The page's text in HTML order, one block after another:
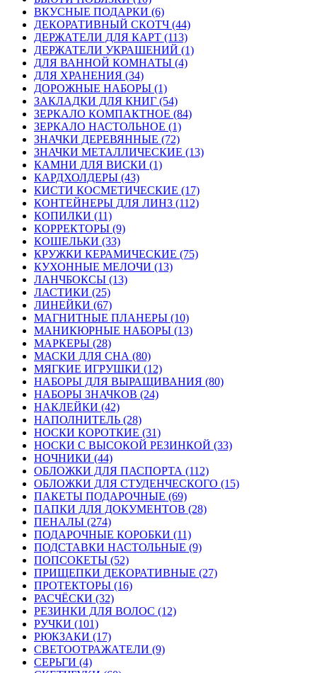
ВКУСНЫЕ ПОДАРКИ (6)
ДЕКОРАТИВНЫЙ СКОТЧ (44)
ДЕРЖАТЕЛИ ДЛЯ КАРТ (113)
ДЕРЖАТЕЛИ УКРАШЕНИЙ (1)
ДЛЯ ВАННОЙ КОМНАТЫ (4)
ДЛЯ ХРАНЕНИЯ (34)
ДОРОЖНЫЕ НАБОРЫ (1)
ЗАКЛАДКИ ДЛЯ КНИГ (54)
ЗЕРКАЛО КОМПАКТНОЕ (84)
ЗЕРКАЛО НАСТОЛЬНОЕ (1)
ЗНАЧКИ ДЕРЕВЯННЫЕ (72)
ЗНАЧКИ МЕТАЛЛИЧЕСКИЕ (13)
КАМНИ ДЛЯ ВИСКИ (1)
КАРДХОЛДЕРЫ (43)
КИСТИ КОСМЕТИЧЕСКИЕ (17)
КОНТЕЙНЕРЫ ДЛЯ ЛИНЗ (112)
КОПИЛКИ (11)
КОРРЕКТОРЫ (9)
КОШЕЛЬКИ (33)
КРУЖКИ КЕРАМИЧЕСКИЕ (75)
КУХОННЫЕ МЕЛОЧИ (13)
ЛАНЧБОКСЫ (13)
ЛАСТИКИ (25)
ЛИНЕЙКИ (67)
МАГНИТНЫЕ ПЛАНЕРЫ (10)
МАНИКЮРНЫЕ НАБОРЫ (13)
МАРКЕРЫ (28)
МАСКИ ДЛЯ СНА (80)
МЯГКИЕ ИГРУШКИ (12)
НАБОРЫ ДЛЯ ВЫРАЩИВАНИЯ (80)
НАБОРЫ ЗНАЧКОВ (24)
НАКЛЕЙКИ (42)
НАПОЛНИТЕЛЬ (28)
НОСКИ КОРОТКИЕ (31)
НОСКИ С ВЫСОКОЙ РЕЗИНКОЙ (33)
НОЧНИКИ (44)
ОБЛОЖКИ ДЛЯ ПАСПОРТА (112)
ОБЛОЖКИ ДЛЯ СТУДЕНЧЕСКОГО (15)
ПАКЕТЫ ПОДАРОЧНЫЕ (69)
ПАПКИ ДЛЯ ДОКУМЕНТОВ (28)
ПЕНАЛЫ (274)
ПОДАРОЧНЫЕ КОРОБКИ (11)
ПОДСТАВКИ НАСТОЛЬНЫЕ (9)
ПОПСОКЕТЫ (52)
ПРИЩЕПКИ ДЕКОРАТИВНЫЕ (27)
ПРОТЕКТОРЫ (16)
РАСЧЁСКИ (32)
РЕЗИНКИ ДЛЯ ВОЛОС (12)
РУЧКИ (101)
РЮКЗАКИ (17)
СВЕТООТРАЖАТЕЛИ (9)
СЕРЬГИ (4)